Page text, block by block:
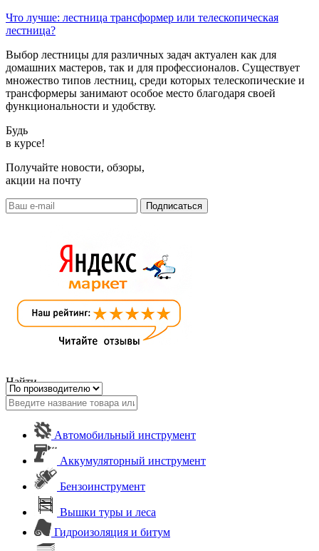
Что лучше: лестница трансформер или телескопическая
лестница?
Выбор лестницы для различных задач актуален как для
домашних мастеров, так и для профессионалов. Существует
множество типов лестниц, среди которых телескопические и
трансформеры занимают особое место благодаря своей
функциональности и удобству.
Будь
в курсе!
Получайте новости, обзоры,
акции на почту
Найти
Автомобильный инструмент
Аккумуляторный инструмент
Бензоинструмент
Вышки туры и леса
Гидроизоляция и битум